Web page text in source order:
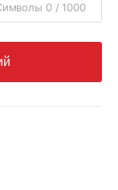
0 / 1000